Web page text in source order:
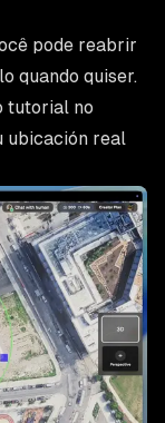
pode reabrir
quando quiser.
tutorial no
ubicación real